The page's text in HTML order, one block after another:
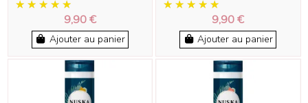
9,90 €
Ajouter au panier
9,90 €
Ajouter au panier